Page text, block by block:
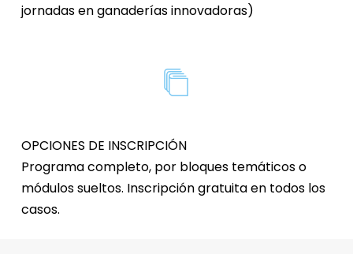
jornadas en ganaderías innovadoras)
OPCIONES DE INSCRIPCIÓN
Programa completo, por bloques temáticos o
módulos sueltos. Inscripción gratuita en todos los
casos.